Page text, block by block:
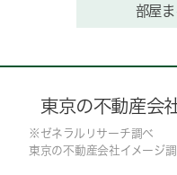
部屋
東京の不動産会
※ゼネラルリサーチ調べ
東京の不動産会社イメージ調